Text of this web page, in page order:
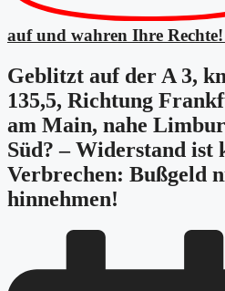
auf und wahren Ihre Rechte!
Geblitzt auf der A 3,
135,5, Richtung
am Main, nahe
Süd? – Widerstand ist
Verbrechen: Bußgeld
hinnehmen!